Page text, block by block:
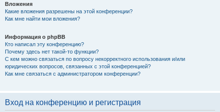
Вложения
Какие вложения разрешены на этой конференции?
Как мне найти мои вложения?
Информация о phpBB
Кто написал эту конференцию?
Почему здесь нет такой-то функции?
С кем можно связаться по вопросу некорректного использования и/или
юридических вопросов, связанных с этой конференцией?
Как мне связаться с администратором конференции?
Вход на конференцию и регистрация